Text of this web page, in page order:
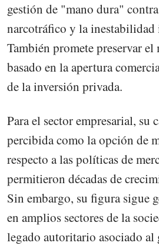
gestión de "mano dura"
narcotráfico y la
También promete preservar
basado en la apertura
de la inversión privada.
Para el sector empresarial, su
percibida como la opción de
respecto a las políticas de
permitieron décadas de
Sin embargo, su figura sigue
en amplios sectores de la
legado autoritario asociado al